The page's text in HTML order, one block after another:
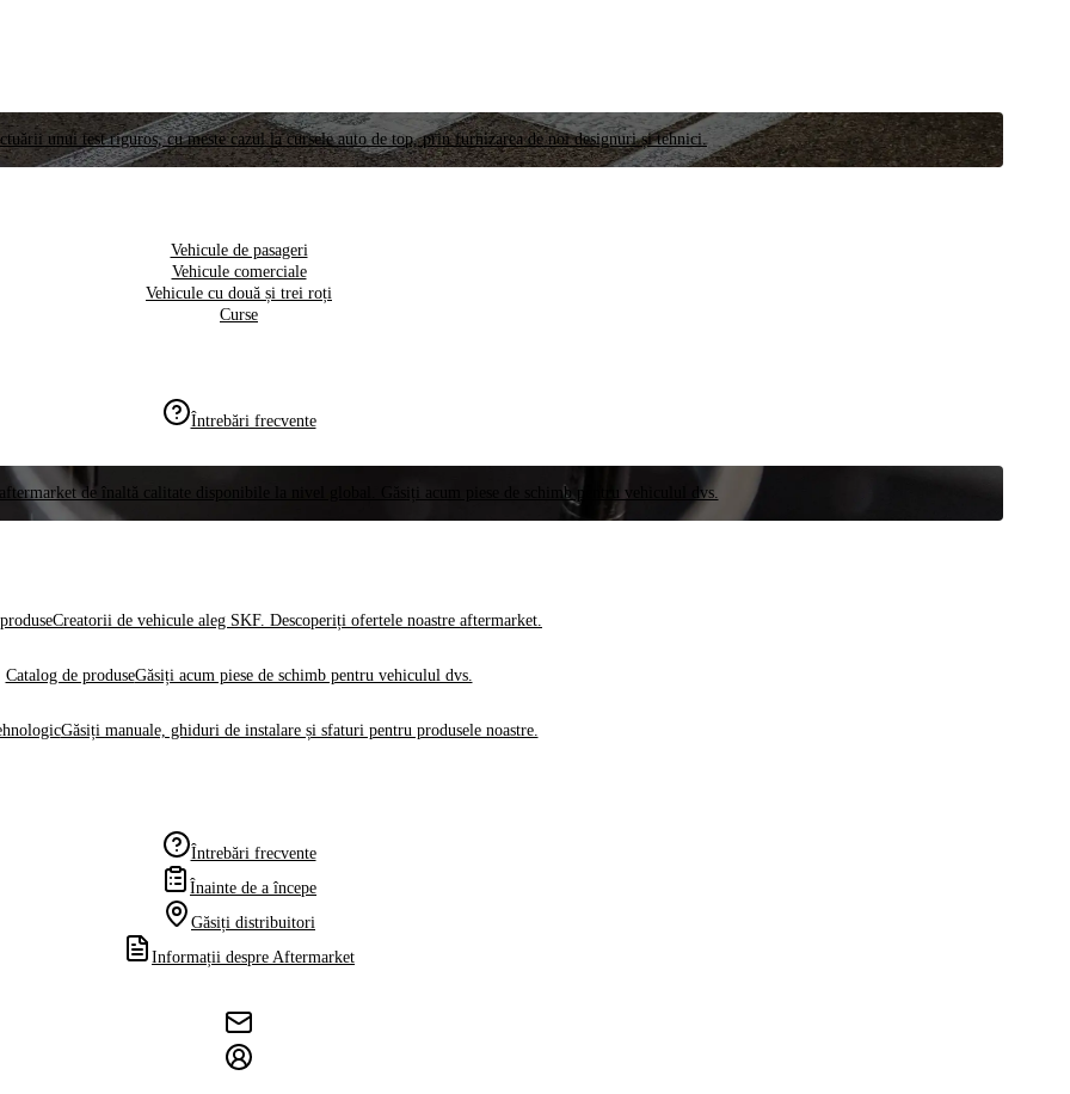
unui test riguros, cu meste cazul la cursele auto de top, prin furnizarea de noi designuri și tehnici.
Vehicule de pasageri
Vehicule comerciale
Vehicule cu două și trei roți
Curse
Întrebări frecvente
de înaltă calitate disponibile la nivel global. Găsiți acum piese de schimb pentru vehiculul dvs.
Creatorii de vehicule aleg SKF. Descoperiți ofertele noastre aftermarket.
Catalog de produseGăsiți acum piese de schimb pentru vehiculul dvs.
Găsiți manuale, ghiduri de instalare și sfaturi pentru produsele noastre.
Întrebări frecvente
Înainte de a începe
Găsiți distribuitori
Informații despre Aftermarket